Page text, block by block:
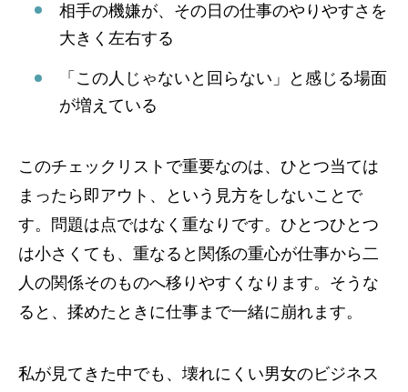
相手の機嫌が、その日の仕事のやりやすさを
大きく左右する
「この人じゃないと回らない」と感じる場面
が増えている
このチェックリストで重要なのは、ひとつ当ては
まったら即アウト、という見方をしないことで
す。問題は点ではなく重なりです。ひとつひとつ
は小さくても、重なると関係の重心が仕事から二
人の関係そのものへ移りやすくなります。そうな
ると、揉めたときに仕事まで一緒に崩れます。
私が見てきた中でも、壊れにくい男女のビジネス